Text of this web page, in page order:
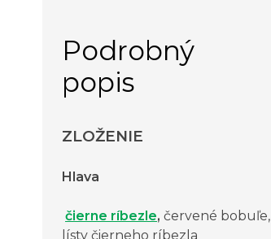
Podrobný
popis
ZLOŽENIE
Hlava
čierne ríbezle, červené bobuľe,
lísty čierneho ríbezla